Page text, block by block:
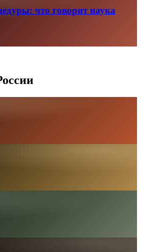
что говорит наука